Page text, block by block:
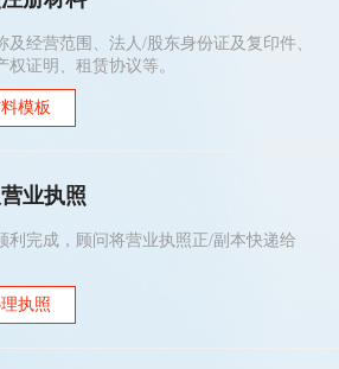
及经营范围、法人/股东身份证及复印件、
权证明、租赁协议等。
模板
业执照
利完成，顾问将营业执照正/副本快递给
执照